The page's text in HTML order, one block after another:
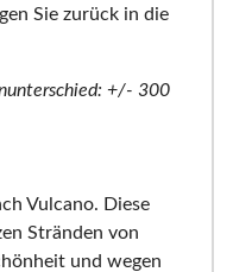
Sie zurück in die
+/- 300
Vulcano. Diese
Stränden von
und wegen